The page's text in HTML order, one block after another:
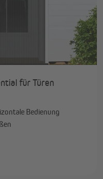
für Türen
Bedienung